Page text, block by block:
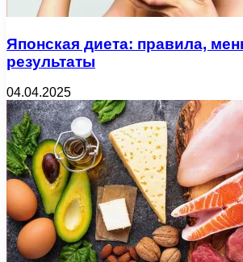
Японская диета: правила,
результаты
04.04.2025